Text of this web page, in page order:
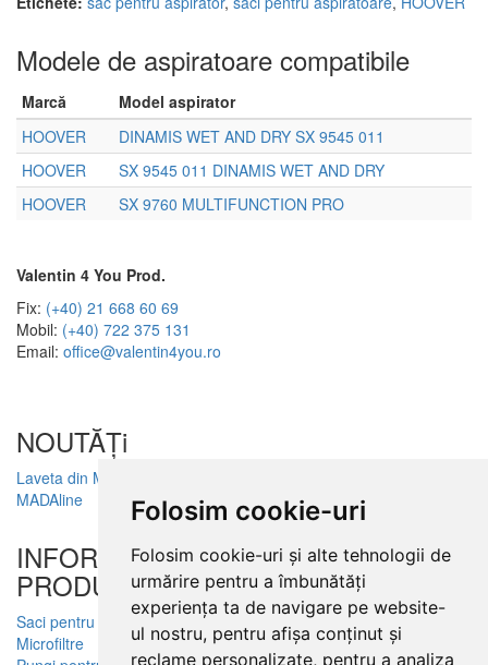
Folosim cookie-uri
Folosim cookie-uri și alte tehnologii de
urmărire pentru a îmbunătăți
experiența ta de navigare pe website-
ul nostru, pentru afișa conținut și
reclame personalizate, pentru a analiza
Modele de aspiratoare compatibile
Marcă
Model aspirator
HOOVER
DINAMIS WET AND DRY SX 9545 011
HOOVER
SX 9545 011 DINAMIS WET AND DRY
HOOVER
SX 9760 MULTIFUNCTION PRO
Valentin 4 You Prod.
Fix: (+40) 21 668 60 69
Mobil: (+40) 722 375 131
Email: office@valentin4you.ro
NOUTĂȚi
Laveta din Microfibră
MADAline
INFORMATII
PRODUSE
Saci pentru aspirator
Microfiltre